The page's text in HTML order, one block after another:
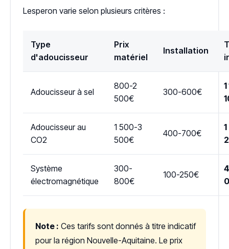
Lesperon varie selon plusieurs critères :
Type
d'adoucisseur
Prix
matériel
Installation
Adoucisseur à sel
800-2
500€
300-600€
Adoucisseur au
CO2
1 500-3
500€
400-700€
Système
électromagnétique
300-
800€
100-250€
Note : Ces tarifs sont donnés à titre indicatif
pour la région Nouvelle-Aquitaine. Le prix